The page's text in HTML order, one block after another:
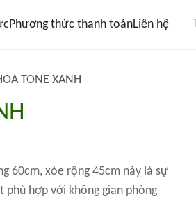
Phương thức thanh toánLiên hệ
TONE XANH
60cm, xòe rộng 45cm này là sự
phù hợp với không gian phòng